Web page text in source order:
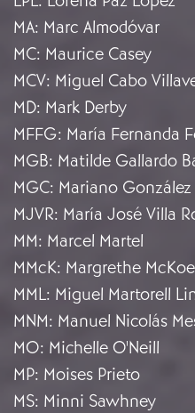
MA: Marc Almodóvar
MC: Maurice Casey
MCV: Miguel Cabo
MD: Mark Derby
MFFG: María Fernanda
MGB: Matilde Gallardo
MGC: Mariano
MJVR: María José Villa
MM: Marcel Martel
MMcK: Margrethe
MML: Miguel Martorell
MNM: Manuel Nicolás
MO: Michelle O'Neill
MP: Moises Prieto
MS: Minni Sawhney